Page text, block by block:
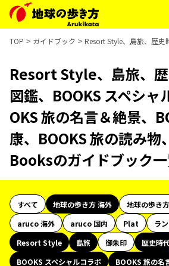
TOP ガイドブック Resort Style、島旅、歴史
Resort Style、島旅、
図鑑、BOOKS スペシャ
OKS 旅の名言＆絶景、
康、BOOKS 旅の読み物
Booksのガイドブック
すべて 地球の歩き方 海外
地球の歩き
aruco 海外
aruco 国内 Plat
ラ
Resort Style
島旅 御朱印 歴史時
BOOKS スペシャルコラボ
BOOKS 旅の名